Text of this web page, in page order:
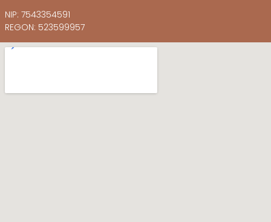
NIP: 7543354591
REGON: 523599957